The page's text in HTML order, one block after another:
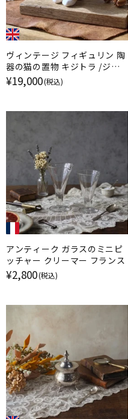
ヴィンテージ フィギュリン 陶
器の猫の置物 キジトラ /ジェ
ニー・ウィンスタンレイ イギリ
¥19,000(税込)
アンティーク ガラスのミニピ
ッチャー クリーマー フランス
¥2,800(税込)